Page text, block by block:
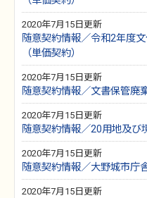
2020年7月15日更新
随意契約情報／令和2年度
（単価契約）
2020年7月15日更新
随意契約情報／文書保管廃
2020年7月15日更新
随意契約情報／20用地及び
2020年7月15日更新
随意契約情報／大野城市庁
2020年7月15日更新